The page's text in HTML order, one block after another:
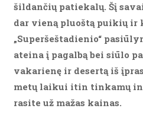
šildančių patiekalų. Šį
dar vieną pluoštą puikių ir
„Superšeštadienio“
ateina į pagalbą bei siūlo
vakarienę ir desertą iš
metų laikui itin tinkamų
rasite už mažas kainas.